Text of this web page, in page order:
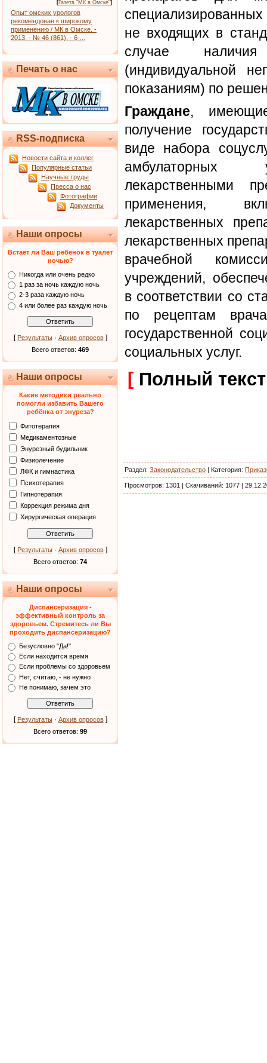
[Газета "МК в Омске"]
Опыт омских урологов
рекомендован к широкому
применению / МК в Омске. -
2013. - № 46 (861). - 6-...
Печать о нас
RSS-подписка
Новости сайта и коллег
Популярные статьи
Научные труды
Пресса о нас
Фотографии
Документы
Наши опросы
Встаёт ли Ваш ребёнок в туалет
ночью?
Никогда или очень редко
1 раз за ночь каждую ночь
2-3 раза каждую ночь
4 или более раз каждую ночь
[ Результаты· Архив опросов]
Всего ответов: 469
Наши опросы
Какие методики реально
помогли избавить Вашего
ребёнка от энуреза?
Фитотерапия
Медикаментозные
Энурезный будильник
Физиолечение
ЛФК и гимнастика
Психотерапия
Гипнотерапия
Коррекция режима дня
Хирургическая операция
[ Результаты· Архив опросов]
Всего ответов: 74
Наши опросы
Диспансеризация -
эффективный контроль за
здоровьем. Стремитесь ли Вы
проходить диспансеризацию?
Безусловно "Да!"
Если находится время
Если проблемы со здоровьем
Нет, считаю, - не нужно
Не понимаю, зачем это
[ Результаты· Архив опросов]
Всего ответов: 99
не входящих в
случае
(индивидуальной
показаниям) по
Граждане,
получение
виде набора
амбулаторных
лекарственными
применения,
лекарственных
лекарственных
врачебной
учреждений,
в соответствии со
по рецептам
государственной
социальных услуг.
[ Полный
Раздел: Законодательство | Категория:
Просмотров: 1301 | Скачиваний: 1077 |